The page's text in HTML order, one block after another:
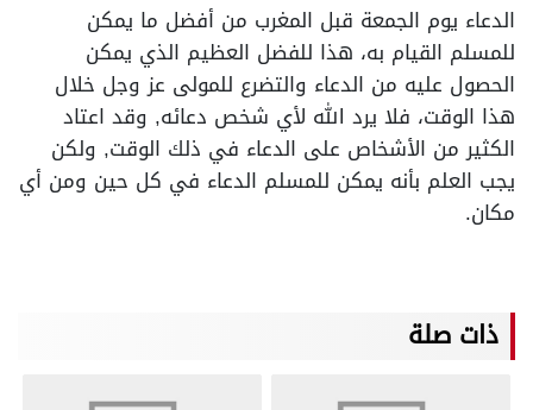
الدعاء يوم الجمعة قبل المغرب من أفضل ما يمكن
للمسلم القيام به، هذا للفضل العظيم الذي يمكن
الحصول عليه من الدعاء والتضرع للمولى عز وجل خلال
هذا الوقت، فلا يرد الله لأي شخص دعائه, وقد اعتاد
الكثير من الأشخاص على الدعاء في ذلك الوقت, ولكن
يجب العلم بأنه يمكن للمسلم الدعاء في كل حين ومن أي
مكان.
ذات صلة